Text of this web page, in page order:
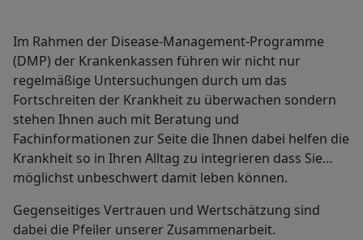
Im Rahmen der Disease-Management-Programme
(DMP) der Krankenkassen führen wir nicht nur
regelmäßige Untersuchungen durch um das
Fortschreiten der Krankheit zu überwachen sondern
stehen Ihnen auch mit Beratung und
Fachinformationen zur Seite die Ihnen dabei helfen die
Krankheit so in Ihren Alltag zu integrieren dass Sie
möglichst unbeschwert damit leben können.
Gegenseitiges Vertrauen und Wertschätzung sind
dabei die Pfeiler unserer Zusammenarbeit.